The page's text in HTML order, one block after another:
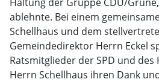
ablehnte. Bei einem
Schellhaus und dem
Gemeindedirektor Herrn Eckel
Ratsmitglieder der SPD und des
Herrn Schellhaus ihren Dank